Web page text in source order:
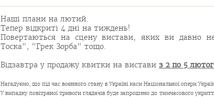
Наші плани на лютий.
Тепер відкриті 4 дні на тиждень!
Повертаються на сцену вистави, яких ви давно
Тоска", "Грек Зорба" тощо.
Відзавтра у продажу квитки на вистави з 2 по 5
Нагадуємо, що під час воєнного стану в Україні каси Національної опери
У випадку повітряної тривоги глядачів буде запрошено до тимчасового